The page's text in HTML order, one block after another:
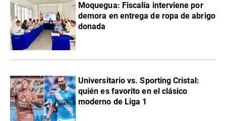
Moquegua: Fiscalía interviene por
demora en entrega de ropa de abrigo
donada
Universitario vs. Sporting Cristal:
quién es favorito en el clásico
moderno de Liga 1